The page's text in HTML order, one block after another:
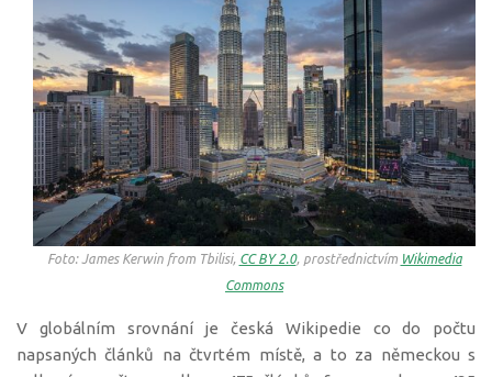
Foto: James Kerwin from Tbilisi, CC BY 2.0, prostřednictvím Wikimedia
Commons
V globálním srovnání je česká Wikipedie co do počtu
napsaných článků na čtvrtém místě, a to za německou s